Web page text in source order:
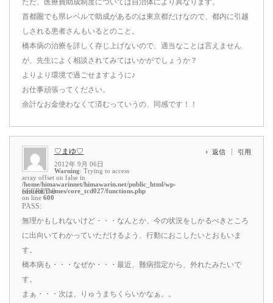
首都圏でも県レベルで助成があるのは東京都だけなので、都内に引越
しされる患者さんもいるとのこと。
橋本病の治療を詳しく存じ上げないので、適当なことは言えません
が、先生によく相談されてみてはいかがでしょうか？
よりより環境で過ごせますように♪
お仕事頑張ってください。
余計なお金使わなくて済むっていうの、同感です！！
♡まゆ♡
2012年 9月 06日
Warning: Trying to access
array offset on false in
/home/himawarinnet/himawarin.net/public_html/wp-
content/themes/core_tcd027/functions.php
on line 600
返信 引用
SECRET: 0
PASS:
無理かもしれないけど・・・なんとか、今の状況をしかるべきところ
に出向いてわかっていただけるよう、行動におこしたいとおもいま
す。
橋本病も・・・なぜか・・・最近、難病指定から、外れたみたいで
す。
まぁ・・・次は、りゅうまちくらいかなぁ。。